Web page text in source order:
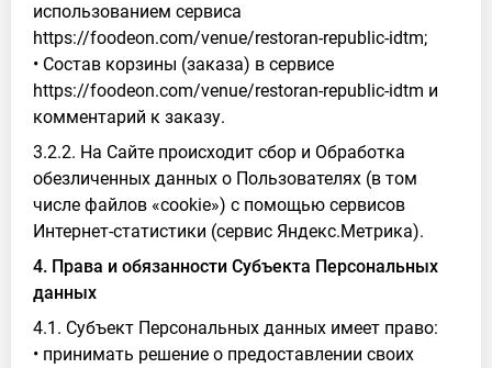
использованием сервиса
https://foodeon.com/venue/restoran-republic-idtm;
• Состав корзины (заказа) в сервисе
https://foodeon.com/venue/restoran-republic-idtm и
комментарий к заказу.
3.2.2. На Сайте происходит сбор и Обработка
обезличенных данных о Пользователях (в том
числе файлов «cookie») с помощью сервисов
Интернет-статистики (сервис Яндекс.Метрика).
4. Права и обязанности Субъекта Персональных
данных
4.1. Субъект Персональных данных имеет право:
• принимать решение о предоставлении своих